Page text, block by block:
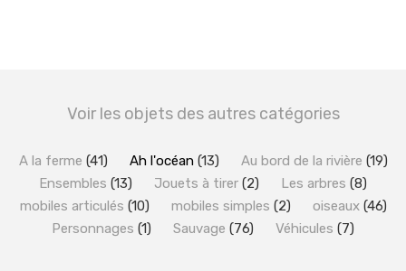
Voir les objets des autres catégories
A la ferme (41) Ah l'océan (13) Au bord de la rivière (19)
Ensembles (13) Jouets à tirer (2) Les arbres (8)
mobiles articulés (10) mobiles simples (2) oiseaux (46)
Personnages (1) Sauvage (76) Véhicules (7)